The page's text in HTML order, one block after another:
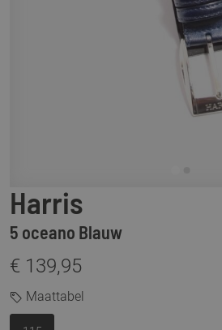
Harris
5 oceano Blauw
€ 139,95
Maattabel